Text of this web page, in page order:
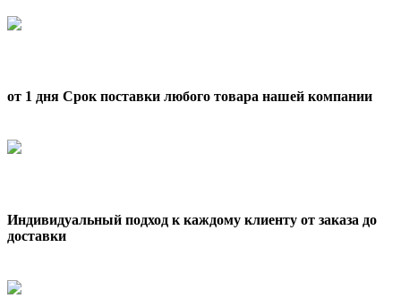
от 1 дня Срок поставки любого товара нашей компании
Индивидуальный подход к каждому клиенту от заказа до
доставки